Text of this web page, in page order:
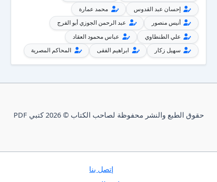
إحسان عبد القدوس
محمد عمارة
أنيس منصور
عبد الرحمن الجوزي أبو الفرج
علي الطنطاوي
عباس محمود العقاد
سهيل زكار
ابراهيم الفقى المحاكم المصرية
حقوق الطبع والنشر محفوظة لصاحب الكتاب © 2026 كتبي PDF
إتصل بنا